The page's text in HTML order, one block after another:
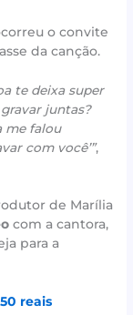
o convite
da canção.
te deixa super
gravar juntas?
me falou
com você’”,
de Marília
com a cantora,
para a
reais